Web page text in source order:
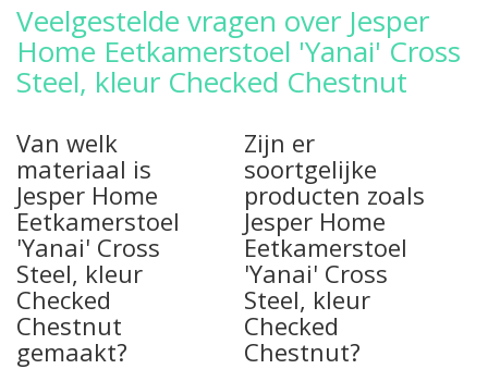
Veelgestelde vragen over Jesper
Home Eetkamerstoel 'Yanai' Cross
Steel, kleur Checked Chestnut
Van welk
materiaal is
Jesper Home
Eetkamerstoel
'Yanai' Cross
Steel, kleur
Checked
Chestnut
gemaakt?
Zijn er
soortgelijke
producten zoals
Jesper Home
Eetkamerstoel
'Yanai' Cross
Steel, kleur
Checked
Chestnut?